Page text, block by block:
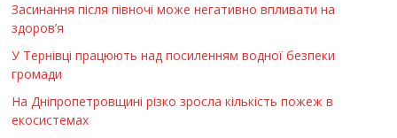
Засинання після півночі може негативно впливати на
здоров’я
У Тернівці працюють над посиленням водної безпеки
громади
На Дніпропетровщині різко зросла кількість пожеж в
екосистемах